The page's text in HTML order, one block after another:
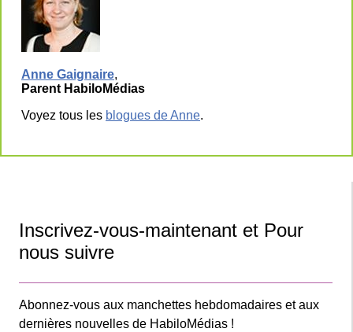
Anne Gaignaire,
Parent HabiloMédias
Voyez tous les blogues de Anne.
Inscrivez-vous-maintenant et Pour
nous suivre
Abonnez-vous aux manchettes hebdomadaires et aux
dernières nouvelles de HabiloMédias !